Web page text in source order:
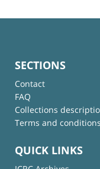
SECTIONS
Contact
FAQ
Collections
Terms and
QUICK LINKS